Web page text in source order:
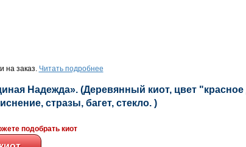
на заказ. Читать подробнее
Надежда». (Деревянный киот, цвет
стразы, багет, стекло. )
подобрать киот